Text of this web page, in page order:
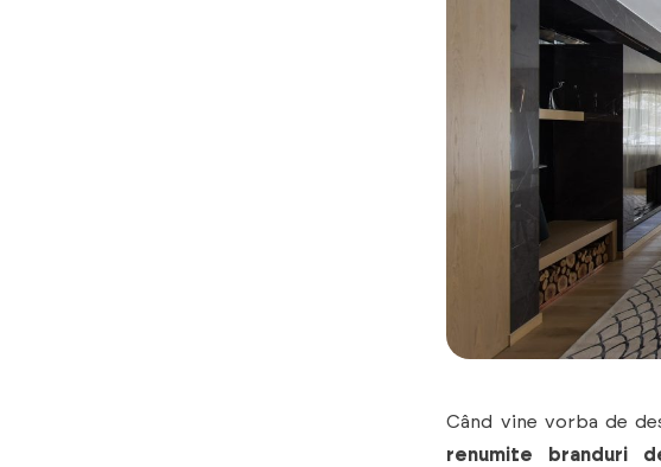
Când vine vorba de
renumite branduri